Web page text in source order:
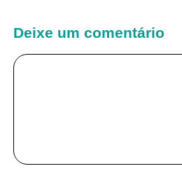
Deixe um comentário